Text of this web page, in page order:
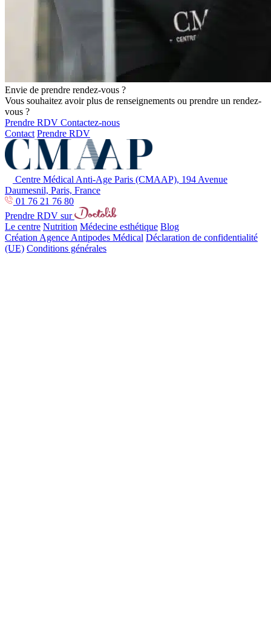
Envie de prendre rendez-vous ?
Vous souhaitez avoir plus de renseignements ou prendre un rendez-
vous ?
Prendre RDV Contactez-nous
Contact Prendre RDV
Centre Médical Anti-Age Paris (CMAAP), 194 Avenue
Daumesnil, Paris, France
01 76 21 76 80
Prendre RDV sur
Le centre Nutrition Médecine esthétique Blog
Création Agence Antipodes Médical Déclaration de confidentialité
(UE) Conditions générales